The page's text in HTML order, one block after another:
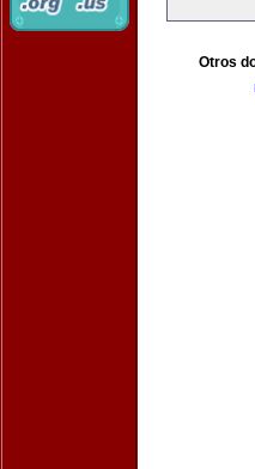
Otros